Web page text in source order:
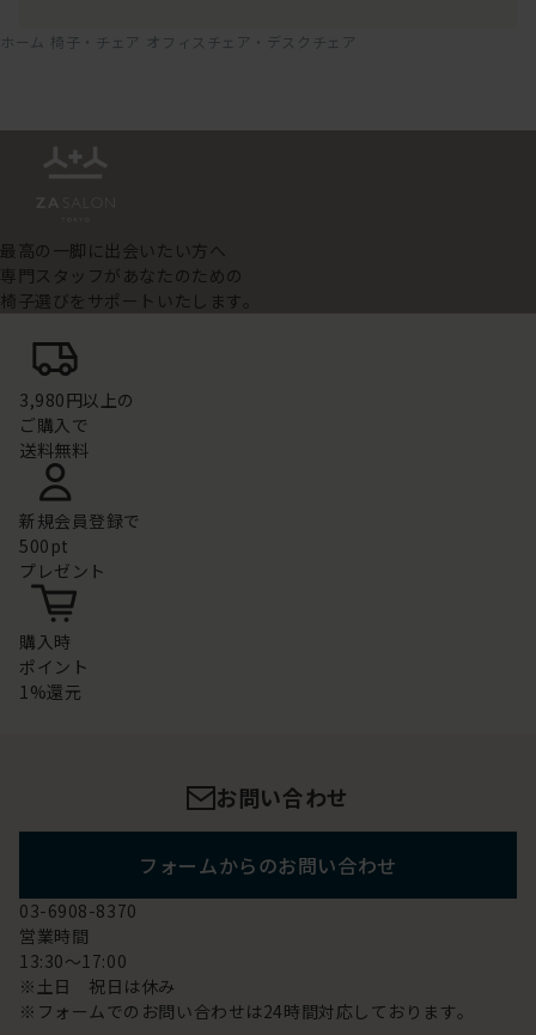
ホーム 椅子・チェア オフィスチェア・デスクチェア
最高の一脚に出会いたい方へ
専門スタッフがあなたのための
椅子選びをサポートいたします。
3,980円以上の
ご購入で
送料無料
新規会員登録で
500pt
プレゼント
購入時
ポイント
1%還元
お問い合わせ
フォームからのお問い合わせ
03-6908-8370
営業時間
13:30～17:00
※土日 祝日は休み
※フォームでのお問い合わせは24時間対応しております。